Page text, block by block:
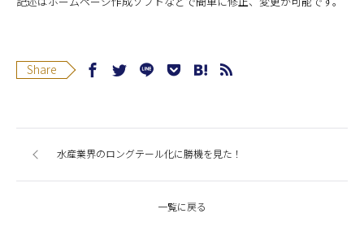
Share
水産業界のロングテール化に勝機を見た！
一覧に戻る